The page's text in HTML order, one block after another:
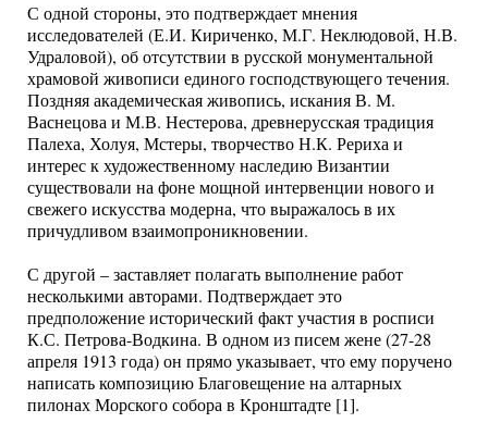
С одной стороны, это подтверждает мнения
исследователей (Е.И. Кириченко, М.Г. Неклюдовой, Н.В.
Удраловой), об отсутствии в русской монументальной
храмовой живописи единого господствующего течения.
Поздняя академическая живопись, искания В. М.
Васнецова и М.В. Нестерова, древнерусская традиция
Палеха, Холуя, Мстеры, творчество Н.К. Рериха и
интерес к художественному наследию Византии
существовали на фоне мощной интервенции нового и
свежего искусства модерна, что выражалось в их
причудливом взаимопроникновении.
С другой – заставляет полагать выполнение работ
несколькими авторами. Подтверждает это
предположение исторический факт участия в росписи
К.С. Петрова-Водкина. В одном из писем жене (27-28
апреля 1913 года) он прямо указывает, что ему поручено
написать композицию Благовещение на алтарных
пилонах Морского собора в Кронштадте [1].